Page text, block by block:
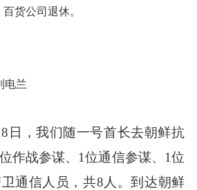
百货公司退休。
电兰
日，我们随一号首长去朝鲜抗
作战参谋、1位通信参谋、1位
通信人员，共8人。到达朝鲜